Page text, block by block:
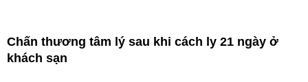
Chấn thương tâm lý sau khi cách ly 21 ngày ở
khách sạn